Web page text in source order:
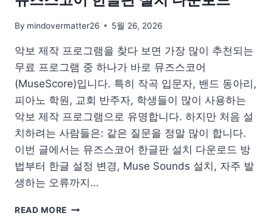
By mindovermatter26 5월 26, 2026
악보 제작 프로그램을 찾다 보면 가장 많이 추천되는
무료 프로그램 중 하나가 바로 뮤즈스코어
(MuseScore)입니다. 특히 작곡 입문자, 밴드 동아리,
피아노 학원, 교회 반주자, 학생들이 많이 사용하는
악보 제작 프로그램으로 유명합니다. 하지만 처음 설
치하려는 사람들은: 같은 질문을 정말 많이 합니다.
이번 글에서는 뮤즈스코어 한글판 설치 다운로드 방
법부터 한글 설정 변경, Muse Sounds 설치, 자주 발
생하는 오류까지…
READ MORE